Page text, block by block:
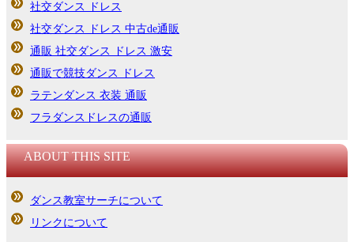
社交ダンス ドレス
社交ダンス ドレス 中古de通販
通販 社交ダンス ドレス 激安
通販で競技ダンス ドレス
ラテンダンス 衣装 通販
フラダンスドレスの通販
ABOUT THIS SITE
ダンス教室サーチについて
リンクについて